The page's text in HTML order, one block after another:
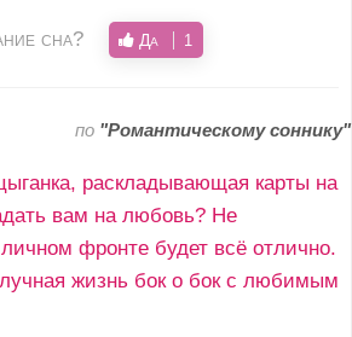
сна? Да 1
по "Романтическому соннику"
раскладывающая карты на
вам на любовь? Не
фронте будет всё отлично.
жизнь бок о бок с любимым